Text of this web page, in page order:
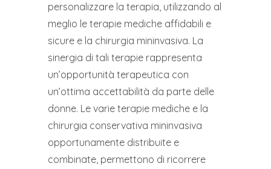
personalizzare la terapia, utilizzando al
meglio le terapie mediche affidabili e
sicure e la chirurgia mininvasiva. La
sinergia di tali terapie rappresenta
un’opportunità terapeutica con
un’ottima accettabilità da parte delle
donne. Le varie terapie mediche e la
chirurgia conservativa mininvasiva
opportunamente distribuite e
combinate, permettono di ricorrere